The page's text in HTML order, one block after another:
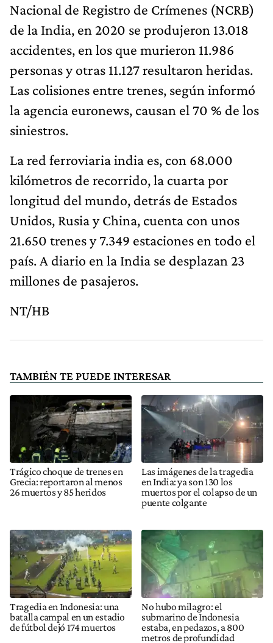
Nacional de Registro de Crímenes (NCRB)
de la India, en 2020 se produjeron 13.018
accidentes, en los que murieron 11.986
personas y otras 11.127 resultaron heridas.
Las colisiones entre trenes, según informó
la agencia euronews, causan el 70 % de los
siniestros.
La red ferroviaria india es, con 68.000
kilómetros de recorrido, la cuarta por
longitud del mundo, detrás de Estados
Unidos, Rusia y China, cuenta con unos
21.650 trenes y 7.349 estaciones en todo el
país. A diario en la India se desplazan 23
millones de pasajeros.
NT/HB
TAMBIÉN TE PUEDE INTERESAR
Trágico choque de trenes en
Grecia: reportaron al menos
26 muertos y 85 heridos
Las imágenes de la tragedia
en India: ya son 130 los
muertos por el colapso de un
puente colgante
Tragedia en Indonesia: una
batalla campal en un estadio
de fútbol dejó 174 muertos
No hubo milagro: el
submarino de Indonesia
estaba, en pedazos, a 800
metros de profundidad